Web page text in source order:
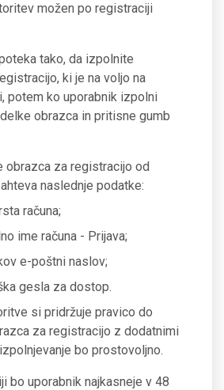
možen po registraciji
tako, da izpolnite
ki je na voljo na
potem ko uporabnik izpolni
obrazca in pritisne gumb
obrazca za registracijo od
naslednje podatke:
računa;
ime računa - Prijava;
e-poštni naslov;
gesla za dostop.
si pridržuje pravico do
za registracijo z dodatnimi
bo prostovoljno.
bo uporabnik najkasneje v 48